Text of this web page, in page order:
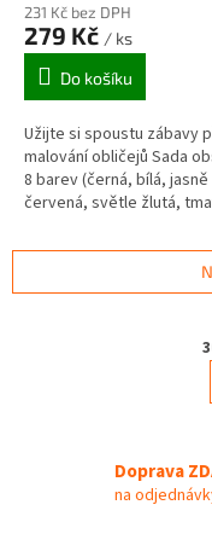
231 Kč bez DPH
279 Kč / ks
Do košíku
Užijte si spoustu zábavy
malování obličejů Sada
8 barev (černá, bílá, jasně
červená, světle žlutá,
oranžová) á 2ml, houbičku
Doprava
na